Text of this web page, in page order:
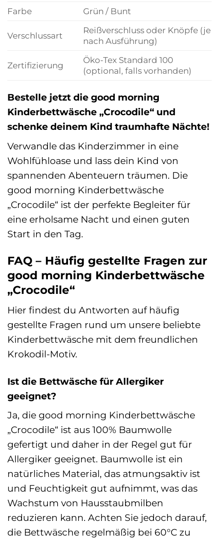
Farbe
Grün / Bunt
Verschlussart
Reißverschluss oder Knöpfe (je
nach Ausführung)
Zertifizierung
Öko-Tex Standard 100
(optional, falls vorhanden)
Bestelle jetzt die good morning
Kinderbettwäsche „Crocodile“ und
schenke deinem Kind traumhafte Nächte!
Verwandle das Kinderzimmer in eine
Wohlfühloase und lass dein Kind von
spannenden Abenteuern träumen. Die
good morning Kinderbettwäsche
„Crocodile“ ist der perfekte Begleiter für
eine erholsame Nacht und einen guten
Start in den Tag.
FAQ – Häufig gestellte Fragen zur
good morning Kinderbettwäsche
„Crocodile“
Hier findest du Antworten auf häufig
gestellte Fragen rund um unsere beliebte
Kinderbettwäsche mit dem freundlichen
Krokodil-Motiv.
Ist die Bettwäsche für Allergiker
geeignet?
Ja, die good morning Kinderbettwäsche
„Crocodile“ ist aus 100% Baumwolle
gefertigt und daher in der Regel gut für
Allergiker geeignet. Baumwolle ist ein
natürliches Material, das atmungsaktiv ist
und Feuchtigkeit gut aufnimmt, was das
Wachstum von Hausstaubmilben
reduzieren kann. Achten Sie jedoch darauf,
die Bettwäsche regelmäßig bei 60°C zu